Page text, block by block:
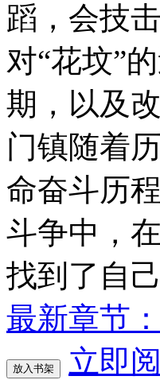
蹈，会技
对“花坟”
期，以及
门镇随着
命奋斗历
斗争中，
找到了自
最新章节
放入书架 立即